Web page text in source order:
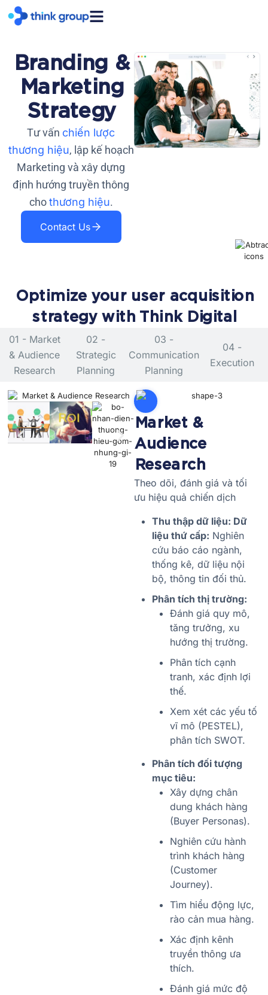
Branding &
Marketing
Strategy
Tư vấn chiến lược
thương hiệu, lập kế hoạch
Marketing và xây dựng
định hướng truyền thông
chothương hiệu.
Contact Us
Optimize your user acquisition
strategy with Think Digital
01 - Market
& Audience
Research
02 -
Strategic
Planning
03 -
Communication
Planning
04 -
Execution
1
Market &
Audience
Research
Theo dõi, đánh giá và tối
ưu hiệu quả chiến dịch
Thu thập dữ liệu: Dữ
liệu thứ cấp: Nghiên
cứu báo cáo ngành,
thống kê, dữ liệu nội
bộ, thông tin đối thủ.
Phân tích thị trường:
Đánh giá quy mô,
tăng trưởng, xu
hướng thị trường.
Phân tích cạnh
tranh, xác định lợi
thế.
Xem xét các yếu tố
vĩ mô (PESTEL),
phân tích SWOT.
Phân tích đối tượng
mục tiêu:
Xây dựng chân
dung khách hàng
(Buyer Personas).
Nghiên cứu hành
trình khách hàng
(Customer
Journey).
Tìm hiểu động lực,
rào cản mua hàng.
Xác định kênh
truyền thông ưa
thích.
Đánh giá mức độ